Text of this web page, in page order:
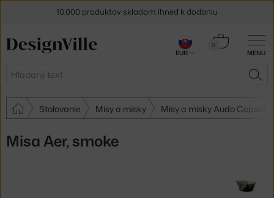
MENU
Hľadať
0
Košík
Stolovanie Misy a misky Misy a misky Audo
Misa Aer, smoke
10.000 produktov skladom ihneď k dodaniu
30 dní na vrátenie tovaru
EUR